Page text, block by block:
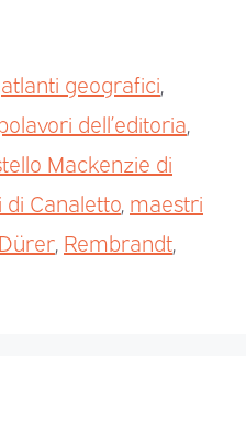
atlanti geografici
dell’editoria
Mackenzie di
di Canaletto maestri
Rembrandt